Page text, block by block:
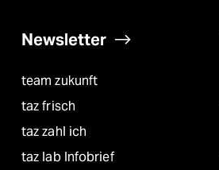
Newsletter
team zukunft
taz frisch
taz zahl ich
taz lab Infobrief